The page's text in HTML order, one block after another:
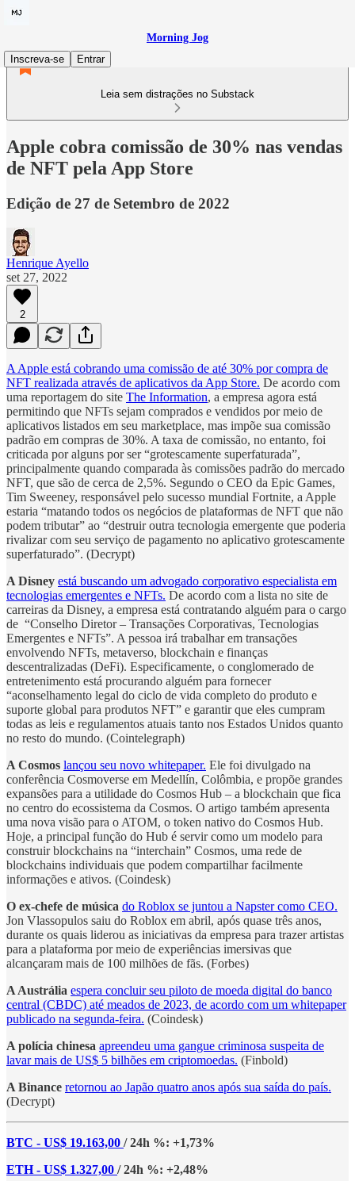
Morning Jog
Inscreva-se
Entrar
Leia sem distrações no Substack
Apple cobra comissão de 30% nas vendas
de NFT pela App Store
Edição de 27 de Setembro de 2022
Henrique Ayello
set 27, 2022
2
A Apple está cobrando uma comissão de até 30% por compra de
NFT realizada através de aplicativos da App Store. ​​De acordo com
uma reportagem do site The Information, a empresa agora está
permitindo que NFTs sejam comprados e vendidos por meio de
aplicativos listados em seu marketplace, mas impõe sua comissão
padrão em compras de 30%. A taxa de comissão, no entanto, foi
criticada por alguns por ser “grotescamente superfaturada”,
principalmente quando comparada às comissões padrão do mercado
NFT, que são de cerca de 2,5%. Segundo o CEO da Epic Games,
Tim Sweeney, responsável pelo sucesso mundial Fortnite, a Apple
estaria “matando todos os negócios de plataformas de NFT que não
podem tributar” ao “destruir outra tecnologia emergente que poderia
rivalizar com seu serviço de pagamento no aplicativo grotescamente
superfaturado”. (Decrypt)
A Disney está buscando um advogado corporativo especialista em
tecnologias emergentes e NFTs. De acordo com a lista no site de
carreiras da Disney, a empresa está contratando alguém para o cargo
de “Conselho Diretor – Transações Corporativas, Tecnologias
Emergentes e NFTs”. A pessoa irá trabalhar em transações
envolvendo NFTs, metaverso, blockchain e finanças
descentralizadas (DeFi). Especificamente, o conglomerado de
entretenimento está procurando alguém para fornecer
“aconselhamento legal do ciclo de vida completo do produto e
suporte global para produtos NFT” e garantir que eles cumpram
todas as leis e regulamentos atuais tanto nos Estados Unidos quanto
no resto do mundo. (Cointelegraph)
A Cosmos lançou seu novo whitepaper. Ele foi divulgado na
conferência Cosmoverse em Medellín, Colômbia, e propõe grandes
expansões para a utilidade do Cosmos Hub – a blockchain que fica
no centro do ecossistema da Cosmos. O artigo também apresenta
uma nova visão para o ATOM, o token nativo do Cosmos Hub.
Hoje, a principal função do Hub é servir como um modelo para
construir blockchains na “interchain” Cosmos, uma rede de
blockchains individuais que podem compartilhar facilmente
informações e ativos. (Coindesk)
O ex-chefe de música do Roblox se juntou a Napster como CEO.
Jon Vlassopulos saiu do Roblox em abril, após quase três anos,
durante os quais liderou as iniciativas da empresa para trazer artistas
para a plataforma por meio de experiências imersivas que
alcançaram mais de 100 milhões de fãs. (Forbes)
A Austrália espera concluir seu piloto de moeda digital do banco
central (CBDC) até meados de 2023, de acordo com um whitepaper
publicado na segunda-feira. (Coindesk)
A polícia chinesa apreendeu uma gangue criminosa suspeita de
lavar mais de US$ 5 bilhões em criptomoedas. (Finbold)
A Binance retornou ao Japão quatro anos após sua saída do país.
(Decrypt)
BTC - US$ 19.163,00 / 24h %: +1,73%
ETH - US$ 1.327,00 / 24h %: +2,48%